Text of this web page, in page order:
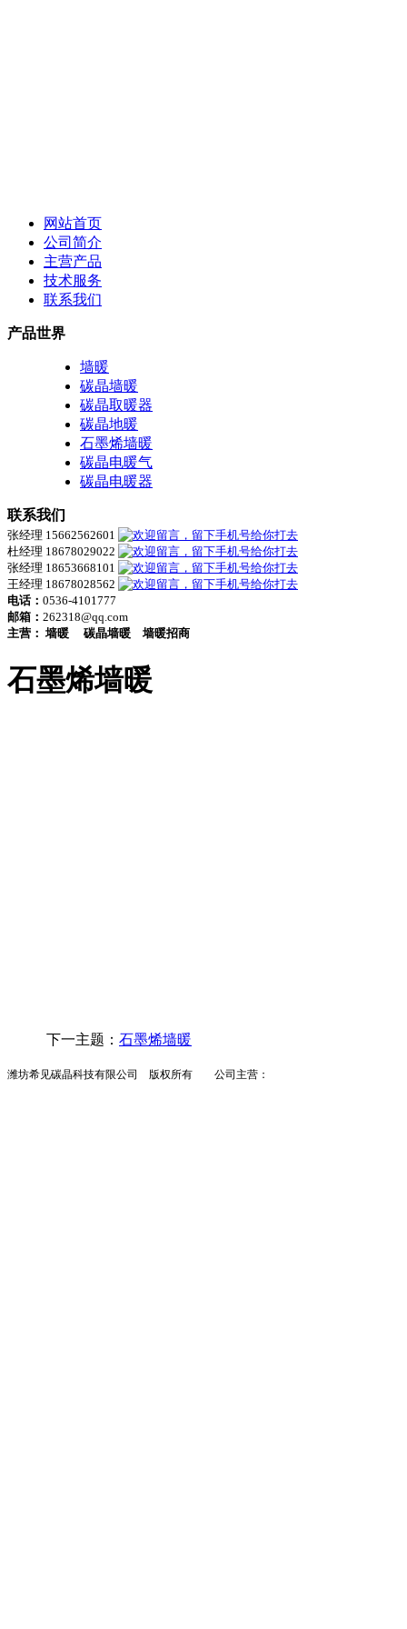
网站首页
公司简介
主营产品
技术服务
联系我们
产品世界
墙暖
碳晶墙暖
碳晶取暖器
碳晶地暖
石墨烯墙暖
碳晶电暖气
碳晶电暖器
联系我们
张经理 15662562601
杜经理 18678029022
张经理 18653668101
王经理 18678028562
电话： 0536-4101777
邮箱： 262318@qq.com
主营： 墙暖 碳晶墙暖 墙暖招商
石墨烯墙暖
下一主题： 石墨烯墙暖
潍坊希见碳晶科技有限公司 版权所有 公司主营：